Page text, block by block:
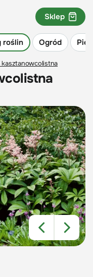
roślin Ogród
Sklep
kasztanowcolistna